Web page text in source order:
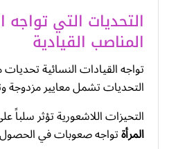
التحديات التي
المناصب القيادية
تواجه القيادات النسائية
التحديات تشمل معايير مزدوجة
التحيزات اللاشعورية تؤثر
المرأةتواجه صعوبات في الحصول